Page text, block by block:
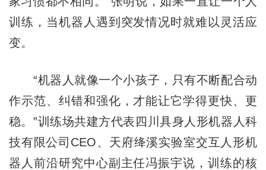
训练，当机器人遇到突发情况时就难以灵活应
变。
“机器人就像一个小孩子，只有不断配合动
作示范、纠错和强化，才能让它学得更快、更
稳。”训练场共建方代表四川具身人形机器人科
技有限公司CEO、天府绛溪实验室交互人形机
器人前沿研究中心副主任冯振宇说，训练的核